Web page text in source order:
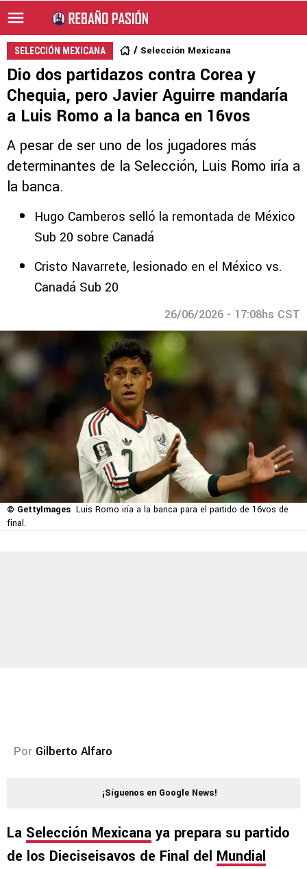
SELECCIÓN MEXICANA Selección Mexicana
Dio dos partidazos contra Corea y
Chequia, pero Javier Aguirre mandaría
a Luis Romo a la banca en 16vos
A pesar de ser uno de los jugadores más
determinantes de la Selección, Luis Romo iría a
la banca.
Hugo Camberos selló la remontada de México
Sub 20 sobre Canadá
Cristo Navarrete, lesionado en el México vs.
Canadá Sub 20
26/06/2026 - 17:08hs CST
© GettyImages Luis Romo iría a la banca para el partido de 16vos de
final.
Por Gilberto Alfaro
¡Síguenos en Google News!
La Selección Mexicana ya prepara su partido
de los Dieciseisavos de Final del Mundial